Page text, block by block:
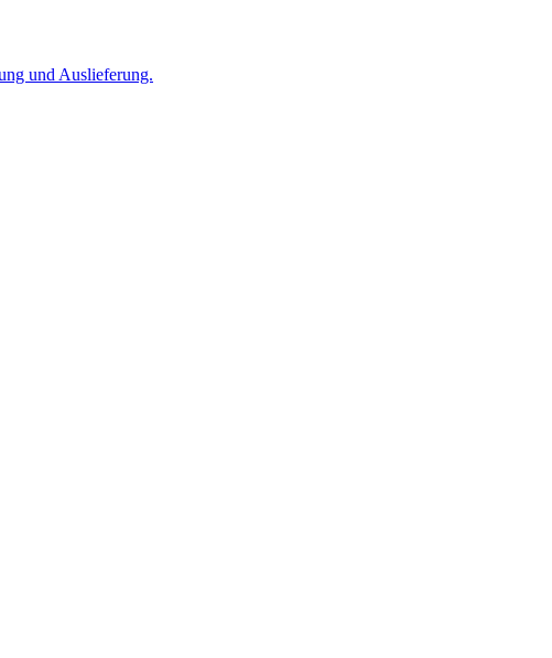
und Auslieferung.